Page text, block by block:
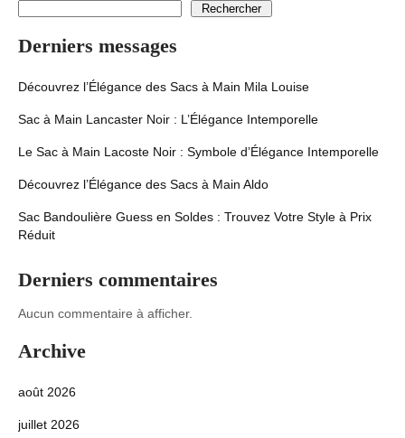
Rechercher
Derniers messages
Découvrez l’Élégance des Sacs à Main Mila Louise
Sac à Main Lancaster Noir : L’Élégance Intemporelle
Le Sac à Main Lacoste Noir : Symbole d’Élégance Intemporelle
Découvrez l’Élégance des Sacs à Main Aldo
Sac Bandoulière Guess en Soldes : Trouvez Votre Style à Prix
Réduit
Derniers commentaires
Aucun commentaire à afficher.
Archive
août 2026
juillet 2026